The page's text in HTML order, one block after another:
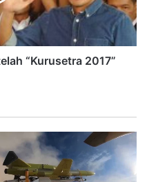
“Kurusetra 2017”